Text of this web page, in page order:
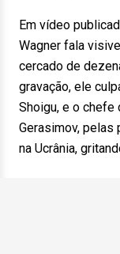
Em vídeo
Wagner fala
cercado de
gravação, ele
Shoigu, e o chefe
Gerasimov,
na Ucrânia,